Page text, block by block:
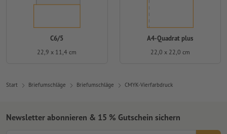
C6/5
22,9 x 11,4 cm
A4-Quadrat plus
22,0 x 22,0 cm
Start Briefumschläge Briefumschläge CMYK-Vierfarbdruck
Newsletter abonnieren & 15 % Gutschein sichern